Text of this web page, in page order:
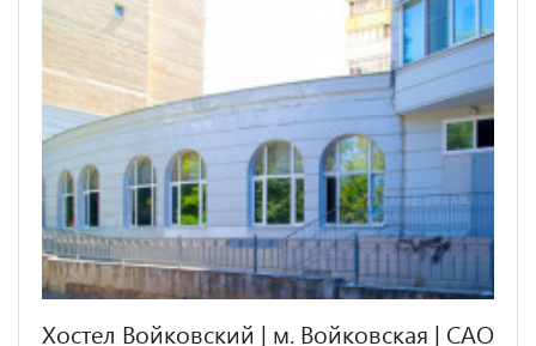
Хостел Войковский | м. Войковская | САО